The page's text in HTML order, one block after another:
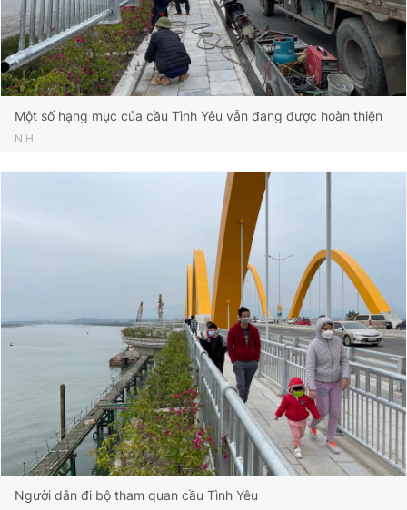
Một số hạng mục của cầu Tình Yêu vẫn đang được hoàn thiện
N.H
Người dân đi bộ tham quan cầu Tình Yêu